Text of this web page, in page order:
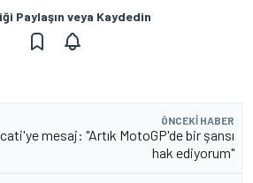
Paylaşın veya Kaydedin
ÖNCEKI HABER
mesaj: "Artık MotoGP'de bir şansı
hak ediyorum"